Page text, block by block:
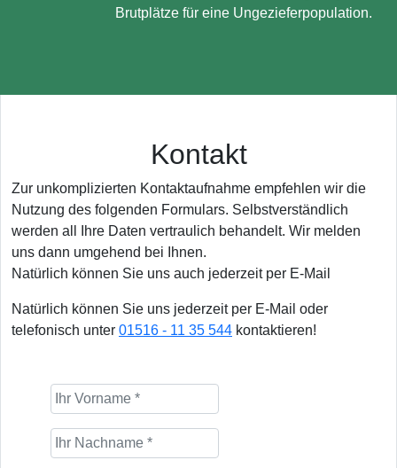
Brutplätze für eine Ungezieferpopulation.
Kontakt
Zur unkomplizierten Kontaktaufnahme empfehlen wir die
Nutzung des folgenden Formulars. Selbstverständlich
werden all Ihre Daten vertraulich behandelt. Wir melden
uns dann umgehend bei Ihnen.
Natürlich können Sie uns auch jederzeit per E-Mail
Natürlich können Sie uns jederzeit per E-Mail oder
telefonisch unter 01516 - 11 35 544 kontaktieren!